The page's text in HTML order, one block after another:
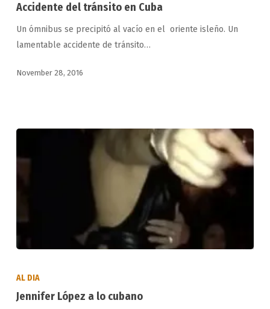
en
Cuba
Accidente del tránsito en Cuba
Un ómnibus se precipitó al vacío en el oriente isleño. Un
lamentable accidente de tránsito…
November 28, 2016
lo
AL DIA
Jennifer López a lo cubano